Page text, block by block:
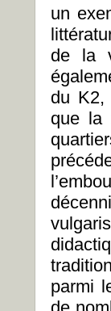
un
de la
du K2,
que la
parmi